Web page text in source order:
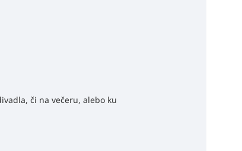
či na večeru, alebo ku